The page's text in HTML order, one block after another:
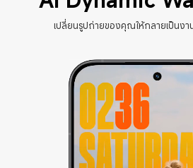
เปลี่ยนรูปถ่ายของคุณให้กลายเป็นง